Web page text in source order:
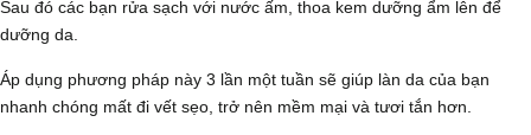
Sau đó các bạn rửa sạch với nước ấm, thoa kem dưỡng ẩm lên để
dưỡng da.
Áp dụng phương pháp này 3 lần một tuần sẽ giúp làn da của bạn
nhanh chóng mất đi vết sẹo, trở nên mềm mại và tươi tắn hơn.